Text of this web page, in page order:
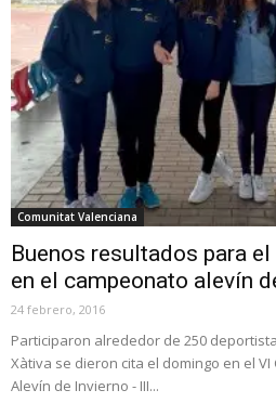
Comunitat Valenciana
Buenos resultados para
en el campeonato alevín
24 febrero, 2016
Participaron alrededor de 250
Xàtiva se dieron cita el domingo en el
Alevín de Invierno - III...